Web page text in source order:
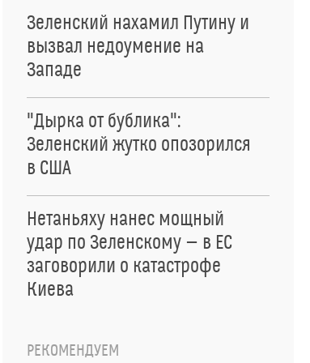
Зеленский нахамил Путину и
вызвал недоумение на
Западе
"Дырка от бублика":
Зеленский жутко опозорился
в США
Нетаньяху нанес мощный
удар по Зеленскому — в ЕС
заговорили о катастрофе
Киева
РЕКОМЕНДУЕМ